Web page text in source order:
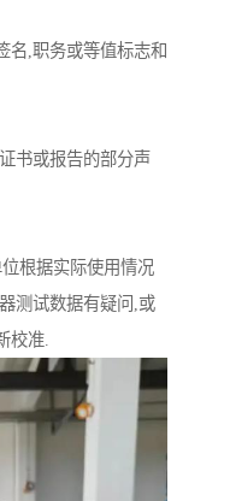
名,职务或等值标志和
书或报告的部分声
根据实际使用情况
测试数据有疑问,或
校准.